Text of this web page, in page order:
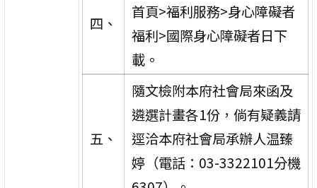
四、
首頁>福利服務>身心障礙者
福利>國際身心障礙者日下
載。
五、
隨文檢附本府社會局來函及
遴選計畫各1份，倘有疑義請
逕洽本府社會局承辦人温臻
婷（電話：03-3322101分機